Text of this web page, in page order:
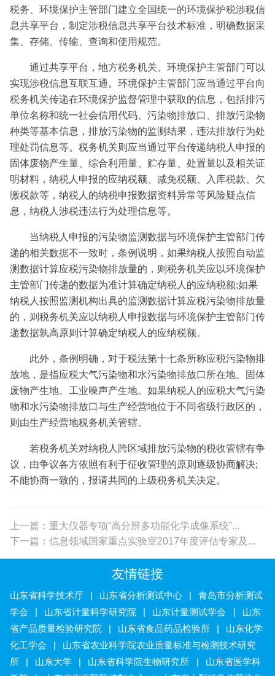
税务、环境保护主管部门建立全国统一的环境保护税涉税信
息共享平台，制定涉税信息共享平台技术标准，明确数据采
集、存储、传输、查询和使用规范。
通过共享平台，地方税务机关、环境保护主管部门可以
实现涉税信息互联互通。环境保护主管部门应当通过平台向
税务机关传递在环境保护监督管理中获取的信息，包括排污
单位名称和统一社会信用代码、污染物排放口、排放污染物
种类等基本信息，排放污染物的监测结果，违法排放行为处
理处罚信息等。税务机关则应当通过平台传递纳税人申报的
固体废物产生量、综合利用量、贮存量、处置量以及相关证
明材料，纳税人申报的应纳税额、减免税额、入库税款、欠
缴税款等，纳税人的纳税申报数据资料异常等风险疑点信
息，纳税人涉税违法行为处理信息等。
当纳税人申报的污染物监测数据与环境保护主管部门传
递的相关数据不一致时，条例说明，如果纳税人按照自动监
测数据计算应税污染物排放量的，则税务机关应以环境保护
主管部门传递的数据为准计算确定纳税人的应纳税额;如果
纳税人按照监测机构出具的监测数据计算应税污染物排放量
的，则税务机关应以纳税人申报数据与环境保护主管部门传
递数据孰高原则计算确定纳税人的应纳税额。
此外，条例明确，对于税法第十七条所称应税污染物排
放地，是指应税大气污染物和水污染物排放口所在地、固体
废物产生地、工业噪声产生地。如果纳税人的应税大气污染
物和水污染物排放口与生产经营地位于不同省级行政区的，
则由生产经营地税务机关管辖。
若税务机关对纳税人跨区域排放污染物的税收管辖有争
议，由争议各方依照有利于征收管理的原则逐级协商解决;
不能协商一致的，报请共同的上级税务机关决定。
上一篇：重大仪器专项“高分辨多功能化学成像系统”...
下一篇：信息领域国家重点实验室2017年度评估专家及...
友情链接
山东省科学技术厅 | 山东省分析测试中心 |
青岛市分析测试
学会
| 山东省计量科学研究院 | 山东计量测试学会 |
山东
省产品质量检验研究院
| 山东省食品药品检验所 |
山东化学
化工学会
|
山东省农业科学院农业质量标准与检测技术研究
所
| 山东大学 | 山东省科学院生物研究所 |
山东省医学科